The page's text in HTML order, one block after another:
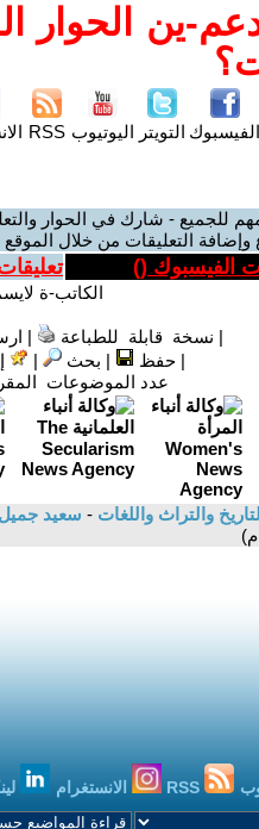
ين الحوار
الفيسبوك التويتر اليوتيوب RSS
للجميع - شارك في الحوار
وإضافة التعليقات من خلال
الفيسبوك ()
الكاتب-ة
| نسخة قابلة للطباعة |
|حفظ | بحث |
عدد الموضوعات
والتراث واللغات - سعيد جميل
الانستغرام